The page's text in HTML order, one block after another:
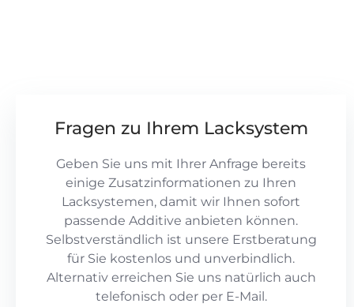
Fragen zu Ihrem Lacksystem
Geben Sie uns mit Ihrer Anfrage bereits
einige Zusatzinformationen zu Ihren
Lacksystemen, damit wir Ihnen sofort
passende Additive anbieten können.
Selbstverständlich ist unsere Erstberatung
für Sie kostenlos und unverbindlich.
Alternativ erreichen Sie uns natürlich auch
telefonisch oder per E-Mail.